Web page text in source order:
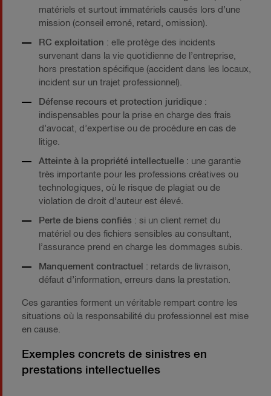
matériels et surtout immatériels causés lors d’une
mission (conseil erroné, retard, omission).
RC exploitation : elle protège des incidents
survenant dans la vie quotidienne de l’entreprise,
hors prestation spécifique (accident dans les locaux,
incident sur un trajet professionnel).
Défense recours et protection juridique :
indispensables pour la prise en charge des frais
d’avocat, d’expertise ou de procédure en cas de
litige.
Atteinte à la propriété intellectuelle : une garantie
très importante pour les professions créatives ou
technologiques, où le risque de plagiat ou de
violation de droit d’auteur est élevé.
Perte de biens confiés : si un client remet du
matériel ou des fichiers sensibles au consultant,
l’assurance prend en charge les dommages subis.
Manquement contractuel : retards de livraison,
défaut d’information, erreurs dans la prestation.
Ces garanties forment un véritable rempart contre les
situations où la responsabilité du professionnel est mise
en cause.
Exemples concrets de sinistres en
prestations intellectuelles